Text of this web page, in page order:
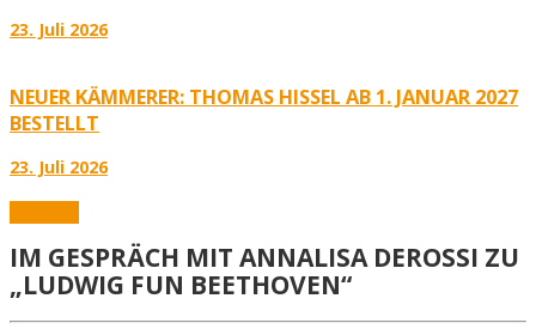
23. Juli 2026
NEUER KÄMMERER: THOMAS HISSEL AB 1. JANUAR 2027
BESTELLT
23. Juli 2026
IM GESPRÄCH MIT ANNALISA DEROSSI ZU
„LUDWIG FUN BEETHOVEN“